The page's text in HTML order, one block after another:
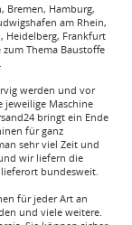
Bremen, Hamburg,
am Rhein,
Heidelberg, Frankfurt
Thema Baustoffe
werden und vor
jeweilige Maschine
bringt ein Ende
für ganz
sehr viel Zeit und
wir liefern die
bundesweit.
für jeder Art an
und viele weitere.